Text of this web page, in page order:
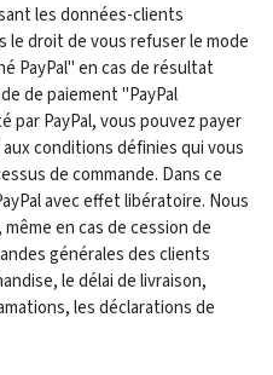
les données-clients
le droit de vous refuser le mode
PayPal" en cas de résultat
de paiement "PayPal
PayPal, vous pouvez payer
conditions définies qui vous
de commande. Dans ce
avec effet libératoire. Nous
en cas de cession de
générales des clients
le délai de livraison,
les déclarations de